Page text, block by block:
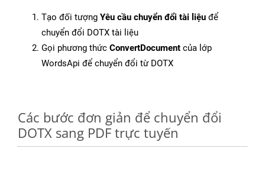
Tạo đối tượng Yêu cầu chuyển đổi tài liệu để
chuyển đổi DOTX tài liệu
Gọi phương thức ConvertDocument của lớp
WordsApi để chuyển đổi từ DOTX
Các bước đơn giản để chuyển đổi
DOTX sang PDF trực tuyến